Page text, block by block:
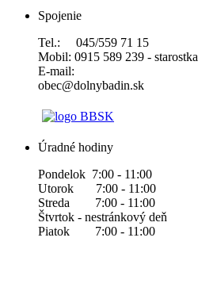
Spojenie
Tel.: 045/559 71 15
Mobil: 0915 589 239 - starostka
E-mail:
obec@dolnybadin.sk
Úradné hodiny
Pondelok 7:00 - 11:00
Utorok 7:00 - 11:00
Streda 7:00 - 11:00
Štvrtok - nestránkový deň
Piatok 7:00 - 11:00